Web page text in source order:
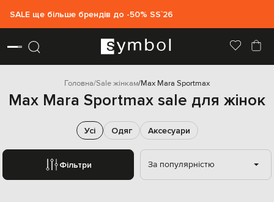
SALE ще більше брендів до -50% SS`26
Головна Sale жінкам Max Mara Sportmax
Max Mara Sportmax sale для жінок
Фільтри
Усі Одяг Аксесуари
За популярністю